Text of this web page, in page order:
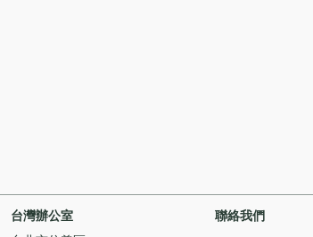
台灣辦公室 聯絡我們